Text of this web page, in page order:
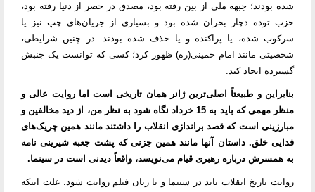
شده بودند؛ جبهه ملی از بین رفته بود، مصدق در حصر از دنیا رفته بود،
حزب توده دچار بحران شده بود و بسیاری از جریان‌های چپ نیز یا
سرکوب شده، یا پراکنده و یا حذف شده بودند. در چنین شرایطی،
شخصیتی مانند امام خمینی(ره) ظهور کرد؛ کسی که توانست یک جنبش
گسترده ایجاد کند.
بنابراین و طبیعتاً اصلی‌ترین ژانر همان تاریخی است اما روایت عالی و
منظر مهمی که باید به 15 خرداد نگاه شود به نظر من، از دید مخالفین و
مبارزینی است که قصد براندازی انقلاب را داشتند مانند همین چریک‌های
فدایی خلق. داستان آنها مانند همین جزنی که پشت جعبه شیرینی نامه
به همسرش درباره رهبری قیام می‌نویسد، واقعاً دیدنی است در سینما.
روایت تاریخ انقلاب باید در سینما و با زبان فیلم روایت شود. علت اینکه